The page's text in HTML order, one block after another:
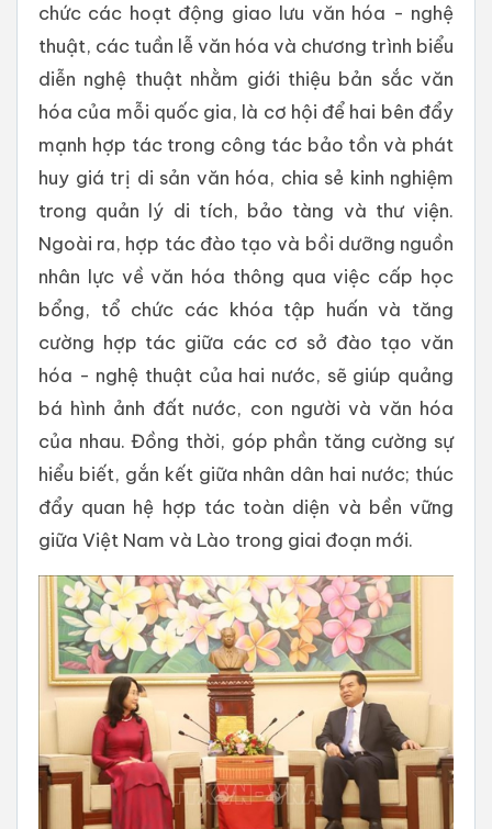
chức các hoạt động giao lưu văn hóa - nghệ
thuật, các tuần lễ văn hóa và chương trình biểu
diễn nghệ thuật nhằm giới thiệu bản sắc văn
hóa của mỗi quốc gia, là cơ hội để hai bên đẩy
mạnh hợp tác trong công tác bảo tồn và phát
huy giá trị di sản văn hóa, chia sẻ kinh nghiệm
trong quản lý di tích, bảo tàng và thư viện.
Ngoài ra, hợp tác đào tạo và bồi dưỡng nguồn
nhân lực về văn hóa thông qua việc cấp học
bổng, tổ chức các khóa tập huấn và tăng
cường hợp tác giữa các cơ sở đào tạo văn
hóa - nghệ thuật của hai nước, sẽ giúp quảng
bá hình ảnh đất nước, con người và văn hóa
của nhau. Đồng thời, góp phần tăng cường sự
hiểu biết, gắn kết giữa nhân dân hai nước; thúc
đẩy quan hệ hợp tác toàn diện và bền vững
giữa Việt Nam và Lào trong giai đoạn mới.